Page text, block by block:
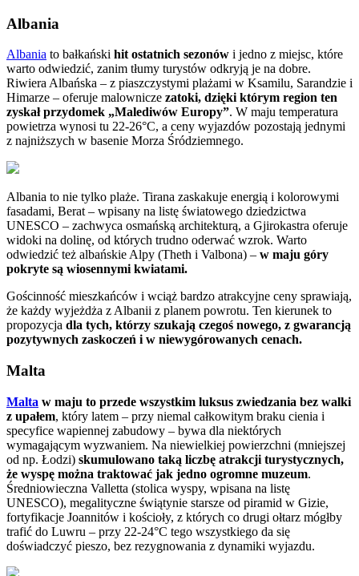
Albania
Albania to bałkański hit ostatnich sezonów i jedno z miejsc, które
warto odwiedzić, zanim tłumy turystów odkryją je na dobre.
Riwiera Albańska – z piaszczystymi plażami w Ksamilu, Sarandzie i
Himarze – oferuje malownicze zatoki, dzięki którym region ten
zyskał przydomek „Malediwów Europy”. W maju temperatura
powietrza wynosi tu 22-26°C, a ceny wyjazdów pozostają jednymi
z najniższych w basenie Morza Śródziemnego.
Albania to nie tylko plaże. Tirana zaskakuje energią i kolorowymi
fasadami, Berat – wpisany na listę światowego dziedzictwa
UNESCO – zachwyca osmańską architekturą, a Gjirokastra oferuje
widoki na dolinę, od których trudno oderwać wzrok. Warto
odwiedzić też albańskie Alpy (Theth i Valbona) – w maju góry
pokryte są wiosennymi kwiatami.
Gościnność mieszkańców i wciąż bardzo atrakcyjne ceny sprawiają,
że każdy wyjeżdża z Albanii z planem powrotu. Ten kierunek to
propozycja dla tych, którzy szukają czegoś nowego, z gwarancją
pozytywnych zaskoczeń i w niewygórowanych cenach.
Malta
Malta w maju to przede wszystkim luksus zwiedzania bez walki
z upałem, który latem – przy niemal całkowitym braku cienia i
specyfice wapiennej zabudowy – bywa dla niektórych
wymagającym wyzwaniem. Na niewielkiej powierzchni (mniejszej
od np. Łodzi) skumulowano taką liczbę atrakcji turystycznych,
że wyspę można traktować jak jedno ogromne muzeum.
Średniowieczna Valletta (stolica wyspy, wpisana na listę
UNESCO), megalityczne świątynie starsze od piramid w Gizie,
fortyfikacje Joannitów i kościoły, z których co drugi ołtarz mógłby
trafić do Luwru – przy 22-24°C tego wszystkiego da się
doświadczyć pieszo, bez rezygnowania z dynamiki wyjazdu.